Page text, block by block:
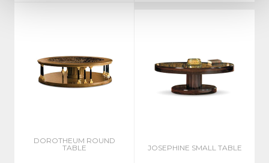
DOROTHEUM ROUND
TABLE
JOSEPHINE SMALL TABLE